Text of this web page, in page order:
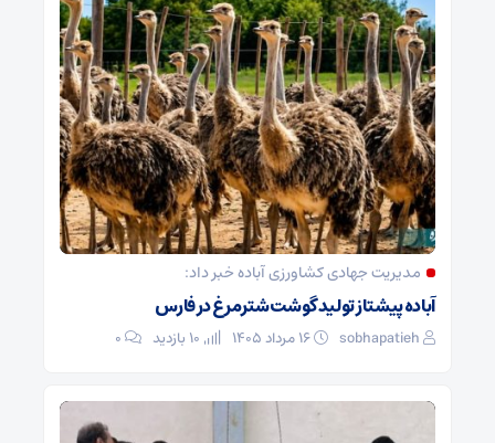
مدیریت جهادی کشاورزی آباده خبر داد:
آباده پیشتاز تولید گوشت شترمرغ در فارس
sobhapatieh ۰